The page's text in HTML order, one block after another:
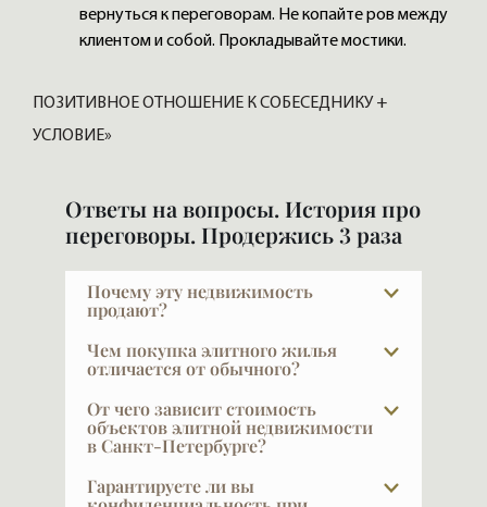
вернуться к переговорам. Не копайте ров между
клиентом и собой. Прокладывайте мостики.
ПОЗИТИВНОЕ ОТНОШЕНИЕ К СОБЕСЕДНИКУ +
УСЛОВИЕ»
Ответы на вопросы. История про
переговоры. Продержись 3 раза
Почему эту недвижимость
продают?
Причины абсолютно разные: изменилась
семья, квартира стала большой или
город или страну, кто-то хочет перейти
на более высокий уровень, у кого-то
осталась лишняя квартира. В каждом
конкретном случае вы узнаете причину —
Чем покупка элитного жилья
отличается от обычного?
У покупателя элитной недвижимости уже
есть жильё — и не одно. Он не решает
задачу «где жить» — у него нет это боли.
вдохновит. Отсюда другая логика выбора
От чего зависит стоимость
объектов элитной недвижимости
в Санкт-Петербурге?
Как известно, главное — место, место и
ещё раз место. Дорогих мест немного,
Гарантируете ли вы